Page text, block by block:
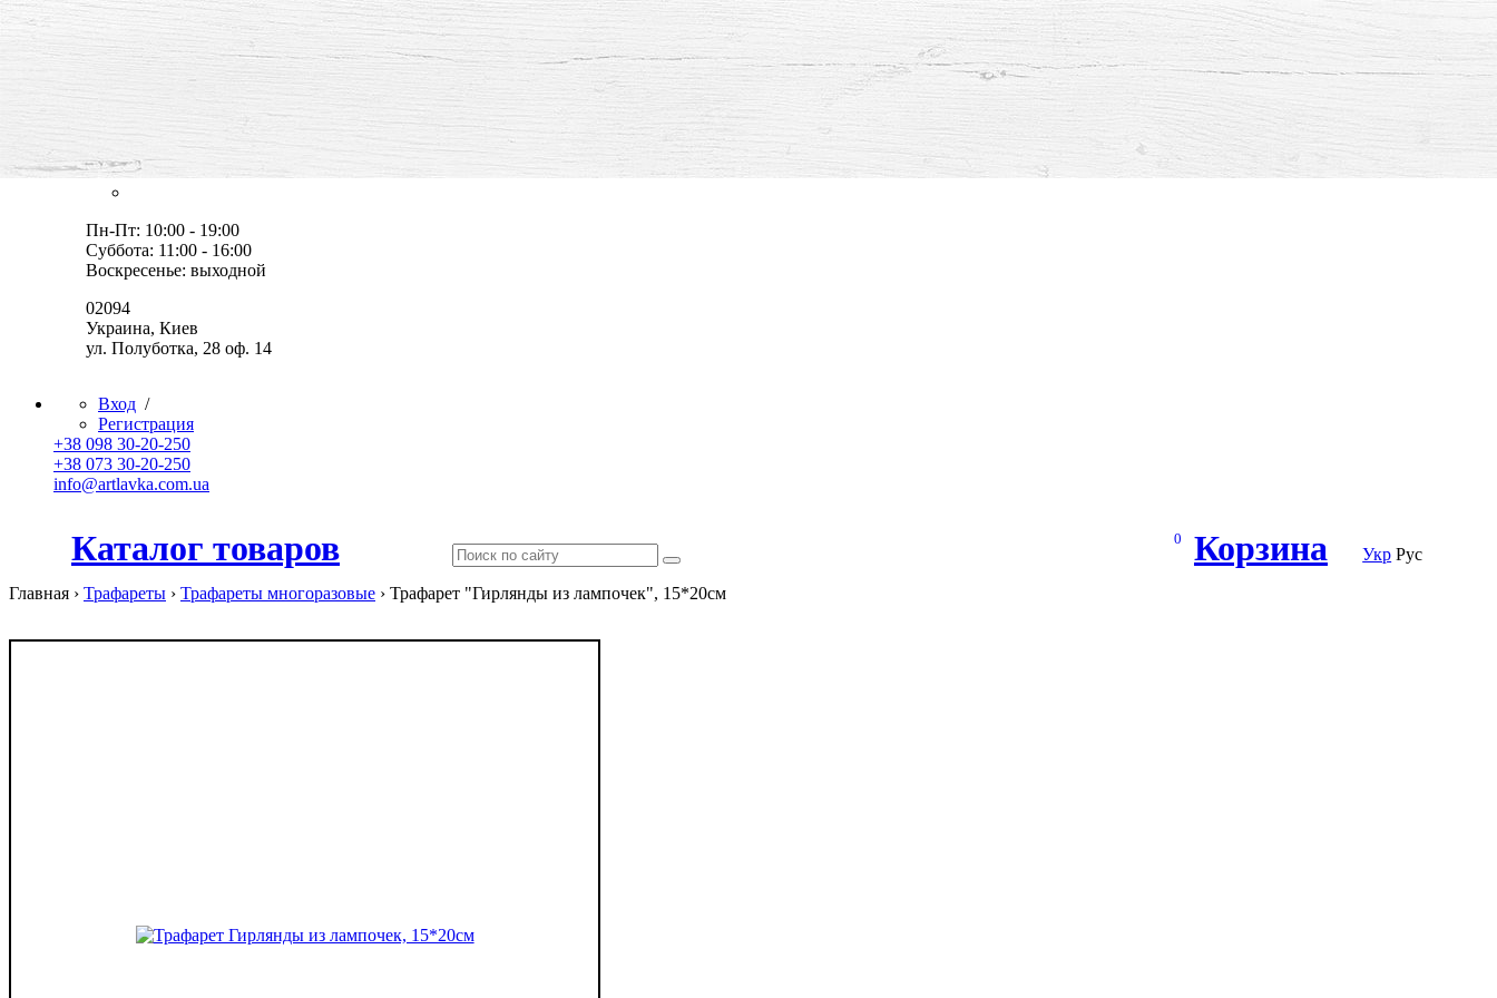
все для творчества и хобби,
товары, мастер-классы, идеи
Оплата и доставка
Контакты
Пн-Пт: 10:00 - 19:00
Суббота: 11:00 - 16:00
Воскресенье: выходной
02094
Украина, Киев
ул. Полуботка, 28 оф. 14
Вход /
Регистрация
+38 098 30-20-250
+38 073 30-20-250
info@artlavka.com.ua
Каталог товаров Корзина
0
Укр Рус
Главная › Трафареты › Трафареты многоразовые › Трафарет "Гирлянды из лампочек", 15*20см